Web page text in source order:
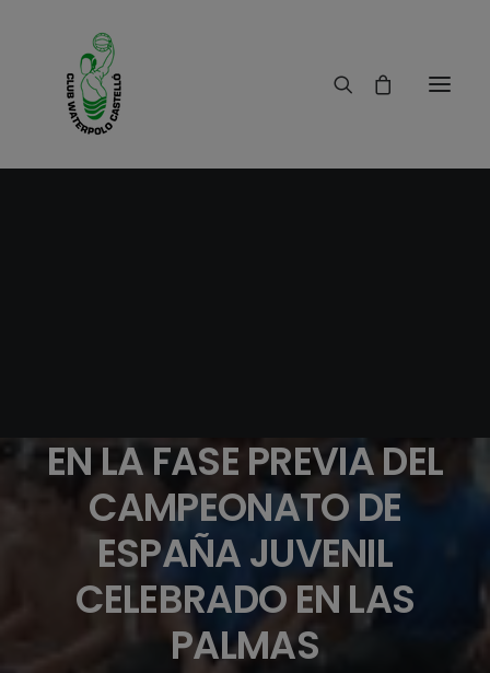
EN LA FASE PREVIA DEL
CAMPEONATO DE
ESPAÑA JUVENIL
CELEBRADO EN LAS
PALMAS